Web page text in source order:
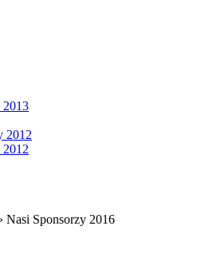
2012
Nasi Sponsorzy 2016